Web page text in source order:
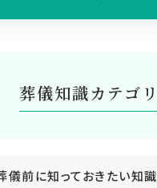
葬儀知識カテゴリ
儀前に知っておきたい知識